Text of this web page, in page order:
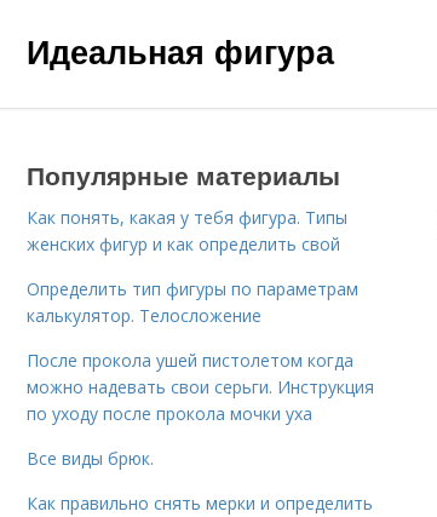
Идеальная фигура
Популярные материалы
Как понять, какая у тебя фигура. Типы
женских фигур и как определить свой
Определить тип фигуры по параметрам
калькулятор. Телосложение
После прокола ушей пистолетом когда
можно надевать свои серьги. Инструкция
по уходу после прокола мочки уха
Все виды брюк.
Как правильно снять мерки и определить